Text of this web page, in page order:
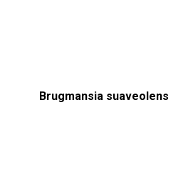
Brugmansia suaveolens